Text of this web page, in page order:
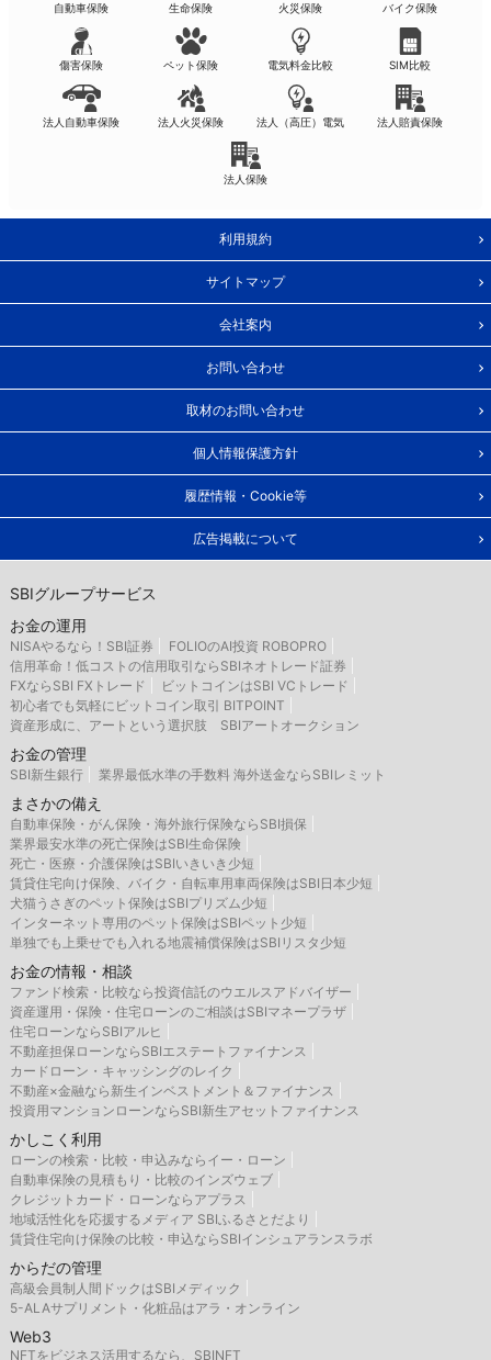
自動車保険 生命保険 火災保険 バイク保険
傷害保険 ペット保険 電気料金比較 SIM比較
法人自動車保険 法人火災保険 法人（高圧）電気 法人賠責保険
法人保険
利用規約
サイトマップ
会社案内
お問い合わせ
取材のお問い合わせ
個人情報保護方針
履歴情報・Cookie等
広告掲載について
SBIグループサービス
お金の運用
NISAやるなら！SBI証券
FOLIOのAI投資 ROBOPRO
信用革命！低コストの信用取引ならSBIネオトレード証券
FXならSBI FXトレード
ビットコインはSBI VCトレード
初心者でも気軽にビットコイン取引 BITPOINT
資産形成に、アートという選択肢 SBIアートオークション
お金の管理
SBI新生銀行 業界最低水準の手数料 海外送金ならSBIレミット
まさかの備え
自動車保険・がん保険・海外旅行保険ならSBI損保
業界最安水準の死亡保険はSBI生命保険
死亡・医療・介護保険はSBIいきいき少短
賃貸住宅向け保険、バイク・自転車用車両保険はSBI日本少短
犬猫うさぎのペット保険はSBIプリズム少短
インターネット専用のペット保険はSBIペット少短
単独でも上乗せでも入れる地震補償保険はSBIリスタ少短
お金の情報・相談
ファンド検索・比較なら投資信託のウエルスアドバイザー
資産運用・保険・住宅ローンのご相談はSBIマネープラザ
住宅ローンならSBIアルヒ
不動産担保ローンならSBIエステートファイナンス
カードローン・キャッシングのレイク
不動産×金融なら新生インベストメント＆ファイナンス
投資用マンションローンならSBI新生アセットファイナンス
かしこく利用
ローンの検索・比較・申込みならイー・ローン
自動車保険の見積もり・比較のインズウェブ
クレジットカード・ローンならアプラス
地域活性化を応援するメディア SBIふるさとだより
賃貸住宅向け保険の比較・申込ならSBIインシュアランスラボ
からだの管理
高級会員制人間ドックはSBIメディック
5-ALAサプリメント・化粧品はアラ・オンライン
Web3
NFTをビジネス活用するなら、SBINFT